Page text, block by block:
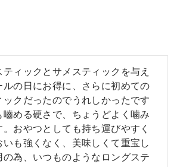
ィックとサメスティックを与え
ルの日にお得に、さらに初めての
ックだったのでうれしかったです
める硬さで、ちょうどよく噛み
おやつとしても持ち運びやすく
も強くなく、美味しくて重宝し
の為、いつものようなロングステ